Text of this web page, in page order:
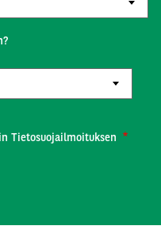
Tietosuojailmoituksen